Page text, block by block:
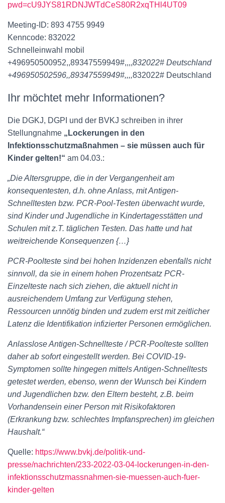
pwd=cU9JYS81RDNJWTdCeS80R2xqTHl4UT09
Meeting-ID: 893 4755 9949
Kenncode: 832022
Schnelleinwahl mobil
+496950500952,,89347559949#,,,,832022# Deutschland
+496950502596,,89347559949#,,,,832022# Deutschland
Ihr möchtet mehr Informationen?
Die DGKJ, DGPI und der BVKJ schreiben in ihrer
Stellungnahme „Lockerungen in den
Infektionsschutzmaßnahmen – sie müssen auch für
Kinder gelten!“ am 04.03.:
„Die Altersgruppe, die in der Vergangenheit am
konsequentesten, d.h. ohne Anlass, mit Antigen-
Schnelltesten bzw. PCR-Pool-Testen überwacht wurde,
sind Kinder und Jugendliche in Kindertagesstätten und
Schulen mit z.T. täglichen Testen. Das hatte und hat
weitreichende Konsequenzen {…}
PCR-Poolteste sind bei hohen Inzidenzen ebenfalls nicht
sinnvoll, da sie in einem hohen Prozentsatz PCR-
Einzelteste nach sich ziehen, die aktuell nicht in
ausreichendem Umfang zur Verfügung stehen,
Ressourcen unnötig binden und zudem erst mit zeitlicher
Latenz die Identifikation infizierter Personen ermöglichen.
Anlasslose Antigen-Schnellteste / PCR-Poolteste sollten
daher ab sofort eingestellt werden. Bei COVID-19-
Symptomen sollte hingegen mittels Antigen-Schnelltests
getestet werden, ebenso, wenn der Wunsch bei Kindern
und Jugendlichen bzw. den Eltern besteht, z.B. beim
Vorhandensein einer Person mit Risikofaktoren
(Erkrankung bzw. schlechtes Impfansprechen) im gleichen
Haushalt.“
Quelle: https://www.bvkj.de/politik-und-
presse/nachrichten/233-2022-03-04-lockerungen-in-den-
infektionsschutzmassnahmen-sie-muessen-auch-fuer-
kinder-gelten